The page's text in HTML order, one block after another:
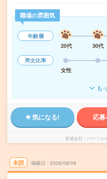
職場の雰囲気
年齢層
20代
30代
男女比率
女性
も
気になる! 応
派遣会社 パーソル
未読 掲載日 2026/08/09